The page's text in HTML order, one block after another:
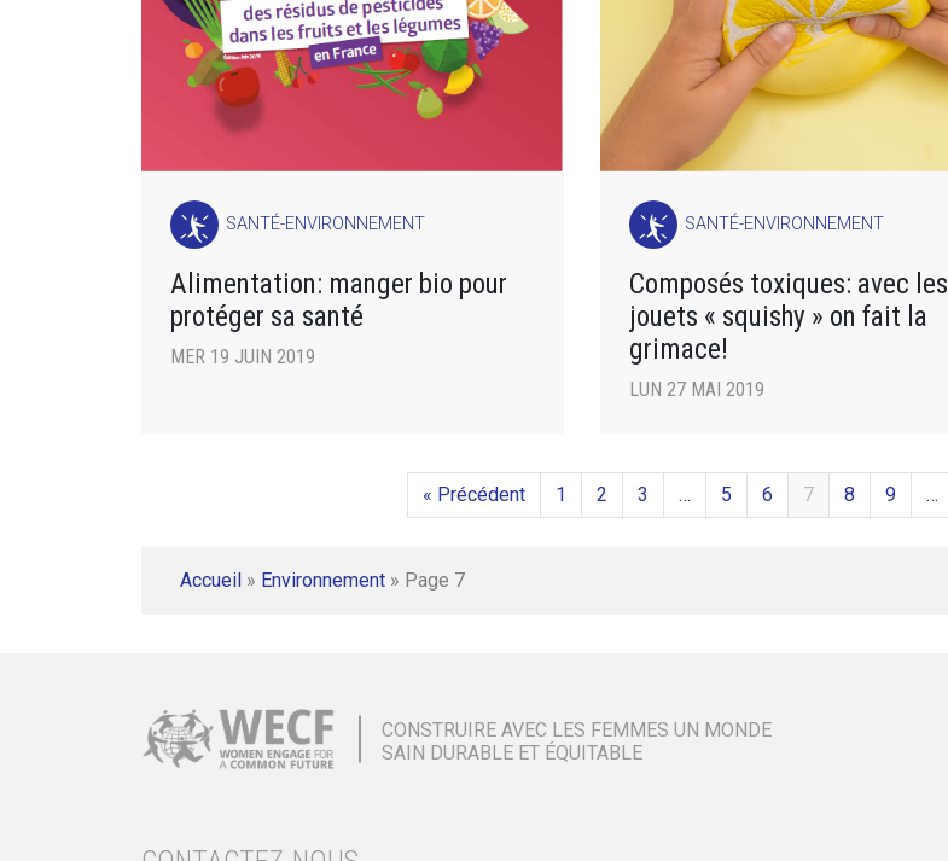
SANTÉ-ENVIRONNEMENT
Alimentation: manger bio pour
protéger sa santé
MER 19 JUIN 2019
SANTÉ-ENVIRONNEMENT
Composés toxiques: avec les
jouets « squishy » on fait la
grimace!
LUN 27 MAI 2019
« Précédent 1 2 3 … 5 6 7 8 9 …
Accueil » Environnement » Page 7
CONSTRUIRE AVEC LES FEMMES UN MONDE
SAIN DURABLE ET ÉQUITABLE